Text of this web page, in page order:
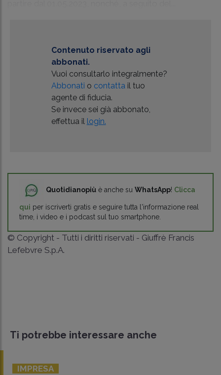
Contenuto riservato agli
abbonati.
Vuoi consultarlo integralmente?
Abbonati o contatta il tuo
agente di fiducia.
Se invece sei già abbonato,
effettua il login.
Quotidianopiù è anche su WhatsApp! Clicca
qui per iscriverti gratis e seguire tutta l'informazione real
time, i video e i podcast sul tuo smartphone.
© Copyright - Tutti i diritti riservati - Giuffrè Francis
Lefebvre S.p.A.
Ti potrebbe interessare anche
IMPRESA